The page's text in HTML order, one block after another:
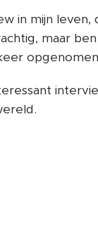
in mijn leven,
maar